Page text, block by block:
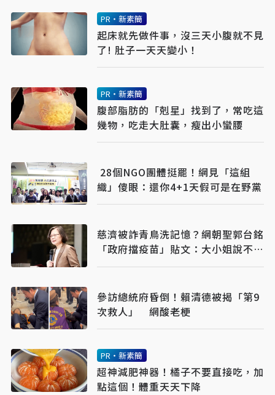
PR・新素簡
起床就先做件事，沒三天小腹就不見
了! 肚子一天天變小！
PR・新素簡
腹部脂肪的「剋星」找到了，常吃這
幾物，吃走大肚囊，瘦出小蠻腰
28個NGO團體挺罷！網見「這組
織」傻眼：還你4+1天假可是在野黨
慈濟被詐青鳥洗記憶？網朝聖郭台銘
「政府擋疫苗」貼文：大小姐說不要
買
參訪總統府昏倒！賴清德被揭「第9
次救人」 網酸老梗
PR・新素簡
超神減肥神器！橘子不要直接吃，加
點這個！體重天天下降